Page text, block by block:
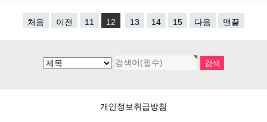
처음 이전 11 12 13 14 15 다음 맨끝
개인정보취급방침